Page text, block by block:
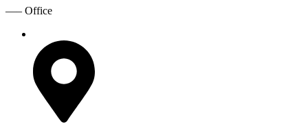
—– Office